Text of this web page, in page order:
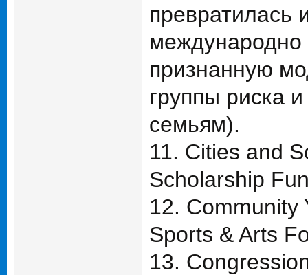
превратилась
международно
признанную
группы риска
семьям).
11. Cities and
Scholarship
12. Community
Sports & Arts
13.